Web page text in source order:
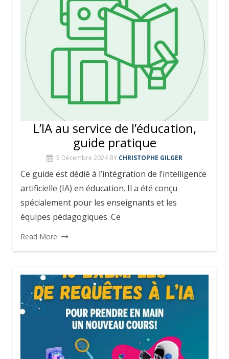
L’IA au service de l’éducation,
guide pratique
5 Décembre 2024 BY CHRISTOPHE GILGER
Ce guide est dédié à l’intégration de l’intelligence
artificielle (IA) en éducation. Il a été conçu
spécialement pour les enseignants et les
équipes pédagogiques. Ce
Read More